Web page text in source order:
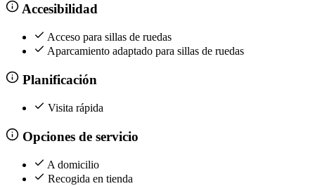
Accesibilidad
Acceso para sillas de ruedas
Aparcamiento adaptado para sillas de ruedas
Planificación
Visita rápida
Opciones de servicio
A domicilio
Recogida en tienda